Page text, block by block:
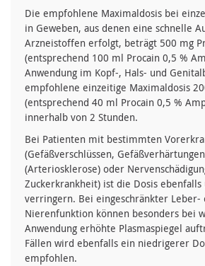
Die empfohlene Maximaldosis bei
in Geweben, aus denen eine schnelle
Arzneistoffen erfolgt, beträgt 500 mg
(entsprechend 100 ml Procain 0,5 %
Anwendung im Kopf-, Hals- und
empfohlene einzeitige Maximaldosis
(entsprechend 40 ml Procain 0,5 %
innerhalb von 2 Stunden.
Bei Patienten mit bestimmten
(Gefäßverschlüssen,
(Arteriosklerose) oder
Zuckerkrankheit) ist die Dosis
verringern. Bei eingeschränkter Leber-
Nierenfunktion können besonders bei
Anwendung erhöhte Plasmaspiegel
Fällen wird ebenfalls ein niedrigerer
empfohlen.